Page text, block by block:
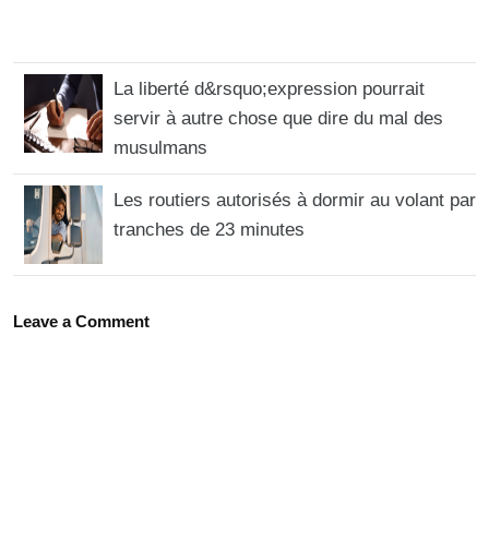
La liberté d&rsquo;expression pourrait
servir à autre chose que dire du mal des
musulmans
Les routiers autorisés à dormir au volant par
tranches de 23 minutes
Leave a Comment